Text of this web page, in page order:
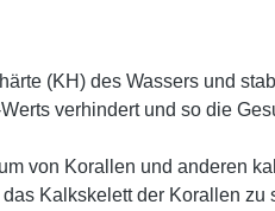
(KH) des Wassers und
verhindert und so die
von Korallen und anderen
Kalkskelett der Korallen zu